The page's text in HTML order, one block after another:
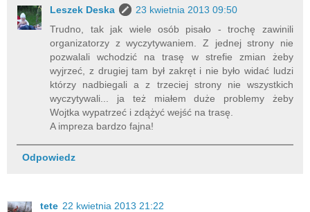
Leszek Deska
23 kwietnia 2013 09:50
Trudno, tak jak wiele osób pisało - trochę zawinili
organizatorzy z wyczytywaniem. Z jednej strony nie
pozwalali wchodzić na trasę w strefie zmian żeby
wyjrzeć, z drugiej tam był zakręt i nie było widać ludzi
którzy nadbiegali a z trzeciej strony nie wszystkich
wyczytywali... ja też miałem duże problemy żeby
Wojtka wypatrzeć i zdążyć wejść na trasę.
A impreza bardzo fajna!
Odpowiedz
tete 22 kwietnia 2013 21:22